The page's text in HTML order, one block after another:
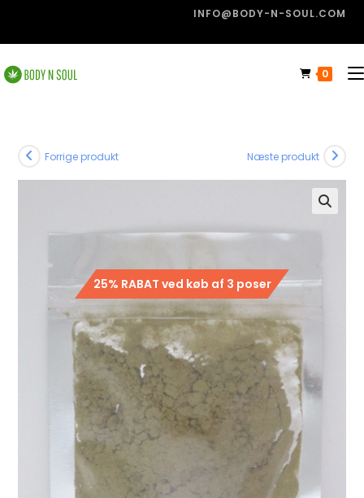
INFO@BODY-N-SOUL.COM
0
Forrige produkt Næste produkt
25% RABAT ved køb af 3 poser